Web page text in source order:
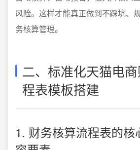
风险。这样才能真正做到不踩坑、
务核算管理。
二、标准化天猫电
程表模板搭建
1. 财务核算流程表的核